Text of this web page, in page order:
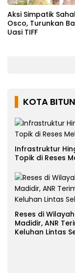
Aksi Simpatik
Osco, Turunkan
Uasi TIFF
KOTA
Infrastruktur
Topik di Reses
Reses di Wilayah
Madidir, ANR
Keluhan Lintas